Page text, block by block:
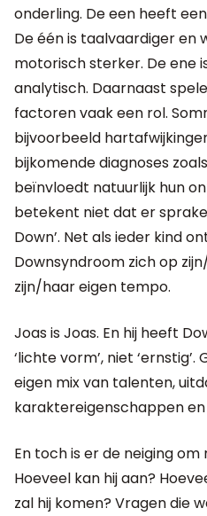
onderling. De een heeft
De één is taalvaardiger en
motorisch sterker. De ene
analytisch. Daarnaast
factoren vaak een rol.
bijvoorbeeld
bijkomende diagnoses
beïnvloedt natuurlijk hun
betekent niet dat er sprake
Down’. Net als ieder kind
Downsyndroom zich op
zijn/haar eigen tempo.
Joas is Joas. En hij heeft
‘lichte vorm’, niet
eigen mix van talenten,
karaktereigenschappen
En toch is er de neiging
Hoeveel kan hij aan?
zal hij komen? Vragen die